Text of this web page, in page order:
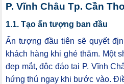
P. Vĩnh Châu Tp. Cần
1.1. Tạo ấn tượng ban đầu
Ấn tượng đầu tiên sẽ quyết
khách hàng khi ghé thăm. Một
đẹp mắt, độc đáo tại P. Vĩnh
hứng thú ngay khi bước vào.